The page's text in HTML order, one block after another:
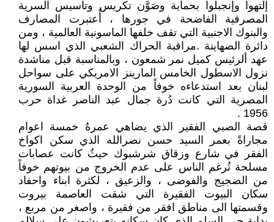
إلتهوا وإنجبلوا بحماية وصَوَّن تكريس وتأسيس السرية
المصرفية الفاضحة في جورها ، أُعتبرت المصارف
والبنوك الاجنبية التي تقف خلفها الماسونية العالمية ، ومن
دائرة الصهاينة .مراقبة الحراك الشعبي الذي اسس لها
عهد ألرئيس كميل نمر شمعون ، وبالمناسبة قبل مناشدة
نزول الاسطول الخامس المارينز الامريكي على سواحل
لبنان بعد استدعاءه خوفاً من الوحدة العربية السورية
المصرية التي كانت دُرة جمال عبد الناصر غداة حرب
1956 .
قصة الصبي الفقير الذي يضاهي عمرهُ خمسة اعوام
مجاراةً بعمر السيد حسن نصرالله الذي سكن اكواخ
الفقر في شارع وزقاق شرشبوك حيثُ كانت عصابات
مسلحة تُرغم الناس على عدم الخروج من بيوتهم خوفاً
من الضجيج والفوضى ، والزعيق ، لكثرة ابناء واحفاد
سكان البيوت الفقيرة التي شقت العاصمة بيروت
وقسمتها الى مناطق افقر من فقيرة ، واصغر من مربع ،